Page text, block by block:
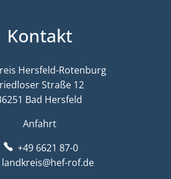
Kontakt
Hersfeld-Rotenburg
Straße 12
Bad Hersfeld
Anfahrt
+49 6621 87-0
landkreis@hef-rof.de